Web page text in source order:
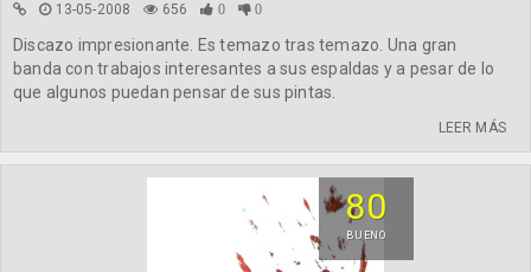
13-05-2008 656 0 0
Discazo impresionante. Es temazo tras temazo. Una gran
banda con trabajos interesantes a sus espaldas y a pesar de lo
que algunos puedan pensar de sus pintas.
LEER MÁS
80
BUENO